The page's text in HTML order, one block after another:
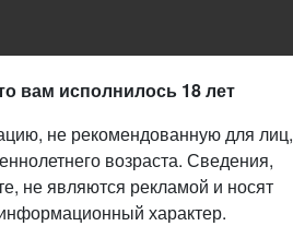
вам исполнилось 18 лет
не рекомендованную для лиц,
возраста. Сведения,
не являются рекламой и носят
характер.